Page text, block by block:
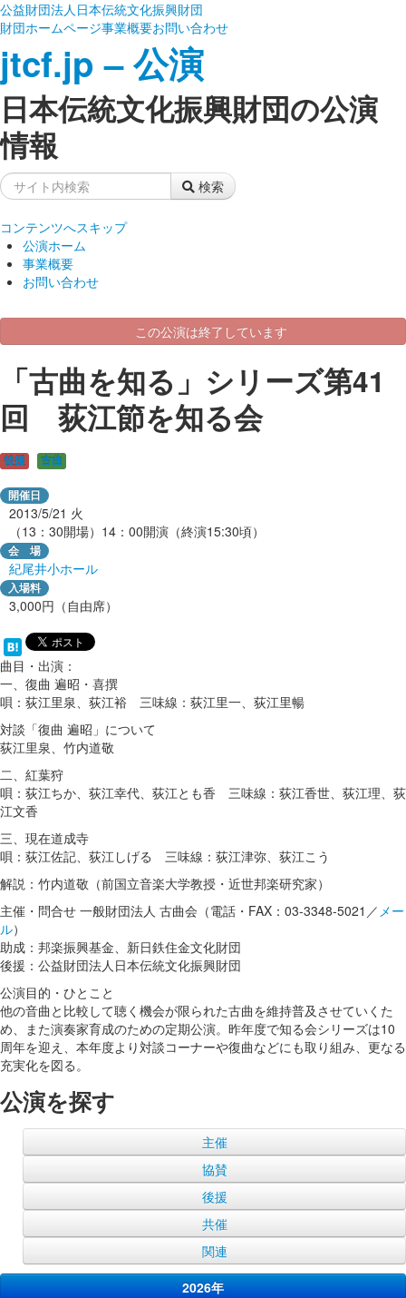
公益財団法人日本伝統文化振興財団
財団ホームページ事業概要お問い合わせ
jtcf.jp – 公演
日本伝統文化振興財団の公演
情報
検索
コンテンツへスキップ
公演ホーム
事業概要
お問い合わせ
この公演は終了しています
「古曲を知る」シリーズ第41
回 荻江節を知る会
後援 古曲
開催日
2013/5/21 火
（13：30開場）14：00開演（終演15:30頃）
会 場
紀尾井小ホール
入場料
3,000円（自由席）
曲目・出演：
一、復曲 遍昭・喜撰
唄：荻江里泉、荻江裕 三味線：荻江里一、荻江里暢
対談「復曲 遍昭」について
荻江里泉、竹内道敬
二、紅葉狩
唄：荻江ちか、荻江幸代、荻江とも香 三味線：荻江香世、荻江理、荻
江文香
三、現在道成寺
唄：荻江佐記、荻江しげる 三味線：荻江津弥、荻江こう
解説：竹内道敬（前国立音楽大学教授・近世邦楽研究家）
主催・問合せ 一般財団法人 古曲会（電話・FAX：03-3348-5021／ メー
ル）
助成：邦楽振興基金、新日鉄住金文化財団
後援：公益財団法人日本伝統文化振興財団
公演目的・ひとこと
他の音曲と比較して聴く機会が限られた古曲を維持普及させていくた
め、また演奏家育成のための定期公演。昨年度で知る会シリーズは10
周年を迎え、本年度より対談コーナーや復曲などにも取り組み、更なる
充実化を図る。
公演を探す
主催
協賛
後援
共催
関連
2026年